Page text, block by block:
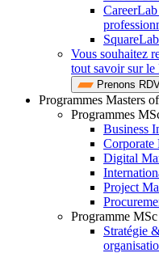
Vous souhaitez
tout savoir sur le
Prenons
Programmes Masters
Programmes
Business
Corporate
Digital
Project
Programme MSc
Stratégie